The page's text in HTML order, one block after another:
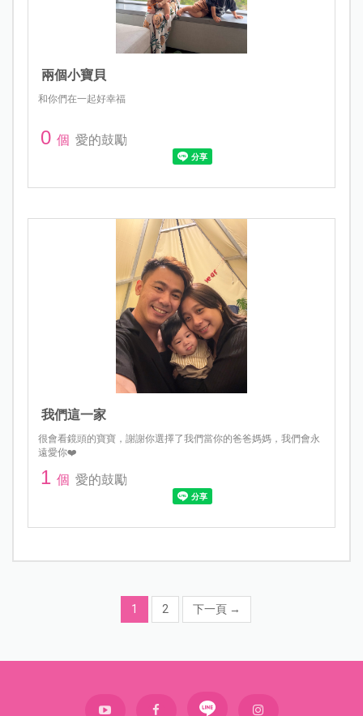
兩個小寶貝
和你們在一起好幸福
0 個 愛的鼓勵
我們這一家
很會看鏡頭的寶寶，謝謝你選擇了我們當你的爸爸媽媽，我們會永
遠愛你❤️
1 個 愛的鼓勵
1 2 下一頁 →